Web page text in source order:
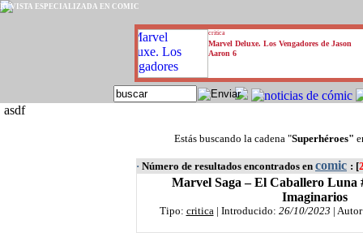
critica
Marvel Deluxe. Los Vengadores de Jason
Aaron 6
REVISTA ESPECIALIZADA EN CÓMIC
asdf
Estás buscando la cadena "Superhéroes"
· Número de resultados encontrados en comic : [
Marvel Saga – El Caballero Luna
Imaginarios
Tipo: critica| Introducido: 26/10/2023 |